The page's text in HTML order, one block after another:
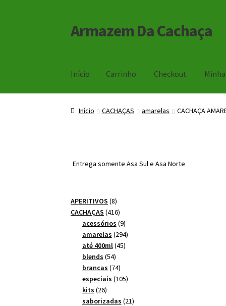
Pular
para
Pular
para
Armazem Da Cachaça
Início Carrinho Checkout
Início Carrinho Checkout Minha Conta
Início CACHAÇAS amarelas CACHAÇA
Entrega somente Asa Sul e Asa Norte
APERITIVOS 88
produtos
CACHAÇAS 416416
produtos
acessórios 99
produtos
amarelas 294294
até 400ml 4545
blends 5454
produtos
brancas 7474
produtos
especiais 105105
kits 2626
produtos
saborizadas 2121